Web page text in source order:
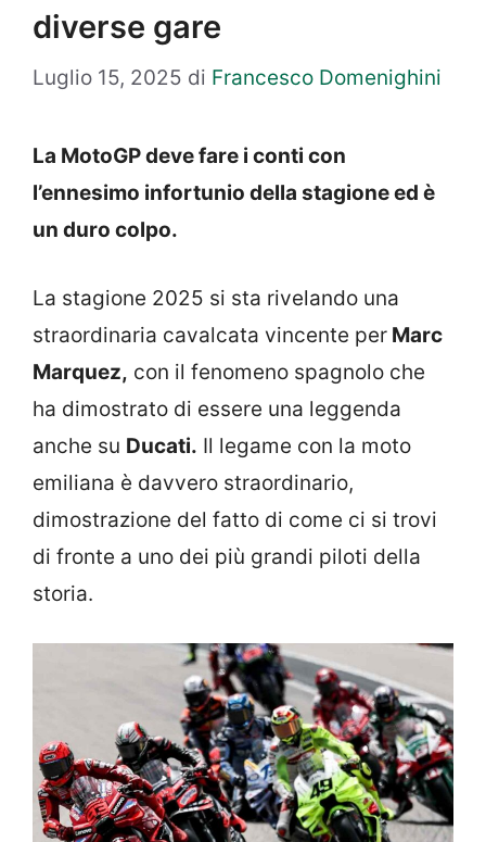
diverse gare
Luglio 15, 2025 di Francesco Domenighini
La MotoGP deve fare i conti con
l’ennesimo infortunio della stagione ed è
un duro colpo.
La stagione 2025 si sta rivelando una
straordinaria cavalcata vincente per Marc
Marquez, con il fenomeno spagnolo che
ha dimostrato di essere una leggenda
anche su Ducati. Il legame con la moto
emiliana è davvero straordinario,
dimostrazione del fatto di come ci si trovi
di fronte a uno dei più grandi piloti della
storia.